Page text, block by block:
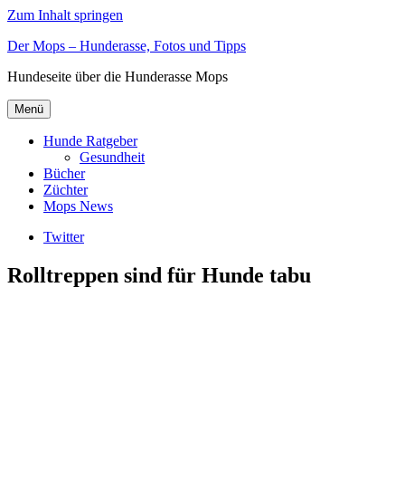
Zum Inhalt springen
Der Mops – Hunderasse, Fotos und Tipps
Hundeseite über die Hunderasse Mops
Menü
Hunde Ratgeber
Gesundheit
Bücher
Züchter
Mops News
Twitter
Rolltreppen sind für Hunde tabu